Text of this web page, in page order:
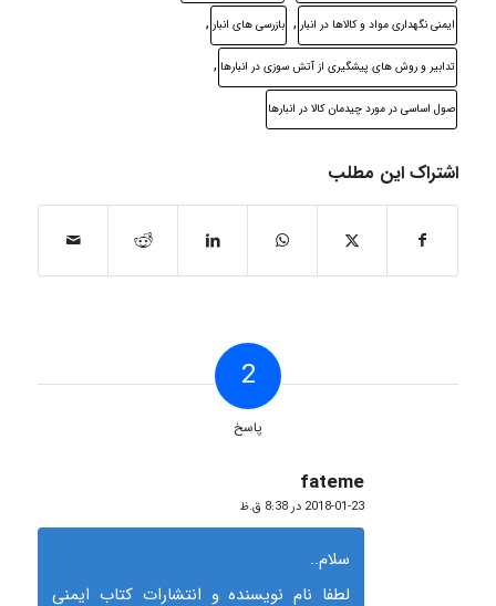
ایمنی نگهداری مواد و کالاها در انبار , بازرسی های انبار ,
تدابیر و روش های پیشگیری از آتش سوزی در انبارها ,
صول اساسی در مورد چیدمان کالا در انبارها
اشتراک این مطلب
2
پاسخ
fateme
گفته:
2018-01-23 در 8:38 ق.ظ
سلام..
لطفا نام نویسنده و انتشارات کتاب ایمنی